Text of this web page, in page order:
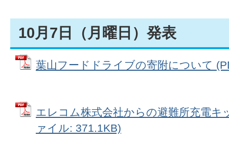
10月7日（月曜日）発表
葉山フードドライブの寄附について
エレコム株式会社からの避難所充電キ
ァイル: 371.1KB)